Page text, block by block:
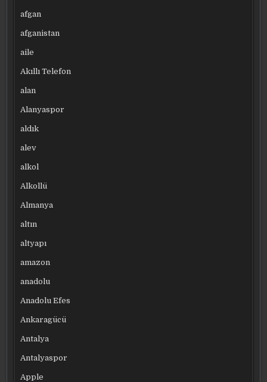
afgan
afganistan
aile
Akıllı Telefon
alan
Alanyaspor
aldık
alev
alkol
Alkollü
Almanya
altın
altyapı
amazon
anadolu
Anadolu Efes
Ankaragücü
Antalya
Antalyaspor
Apple